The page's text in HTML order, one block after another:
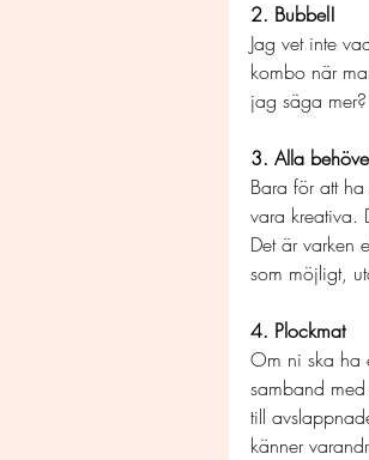
2. Bubbel!
Jag vet inte
kombo när
jag säga mer?
3. Alla
Bara för att
vara kreativa.
Det är varken
som möjligt,
4. Plockmat
Om ni ska ha
samband
till
känner